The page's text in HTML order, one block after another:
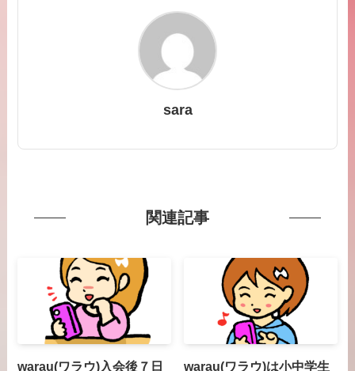
sara
関連記事
warau(ワラウ)入会後７日
warau(ワラウ)は小中学生